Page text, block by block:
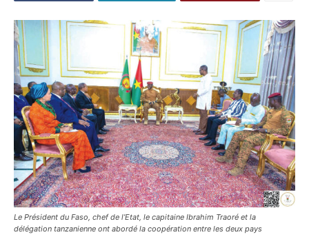
Le Président du Faso, chef de l’Etat, le capitaine Ibrahim Traoré et la
délégation tanzanienne ont abordé la coopération entre les deux pays